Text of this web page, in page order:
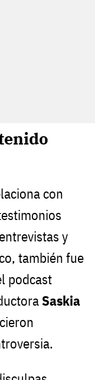
con
y
también fue
podcast
Saskia